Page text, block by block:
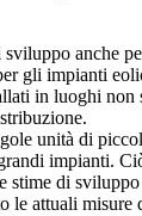
anche
gli impianti
in luoghi
unità di
impianti.
stime di
attuali